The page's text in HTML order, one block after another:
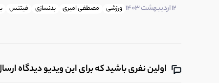
12 اردیبهشت 1403 ورزشی مصطفی امیری بدنسازی فیتنس
اولین نفری باشید که برای این ویدیو دیدگاه